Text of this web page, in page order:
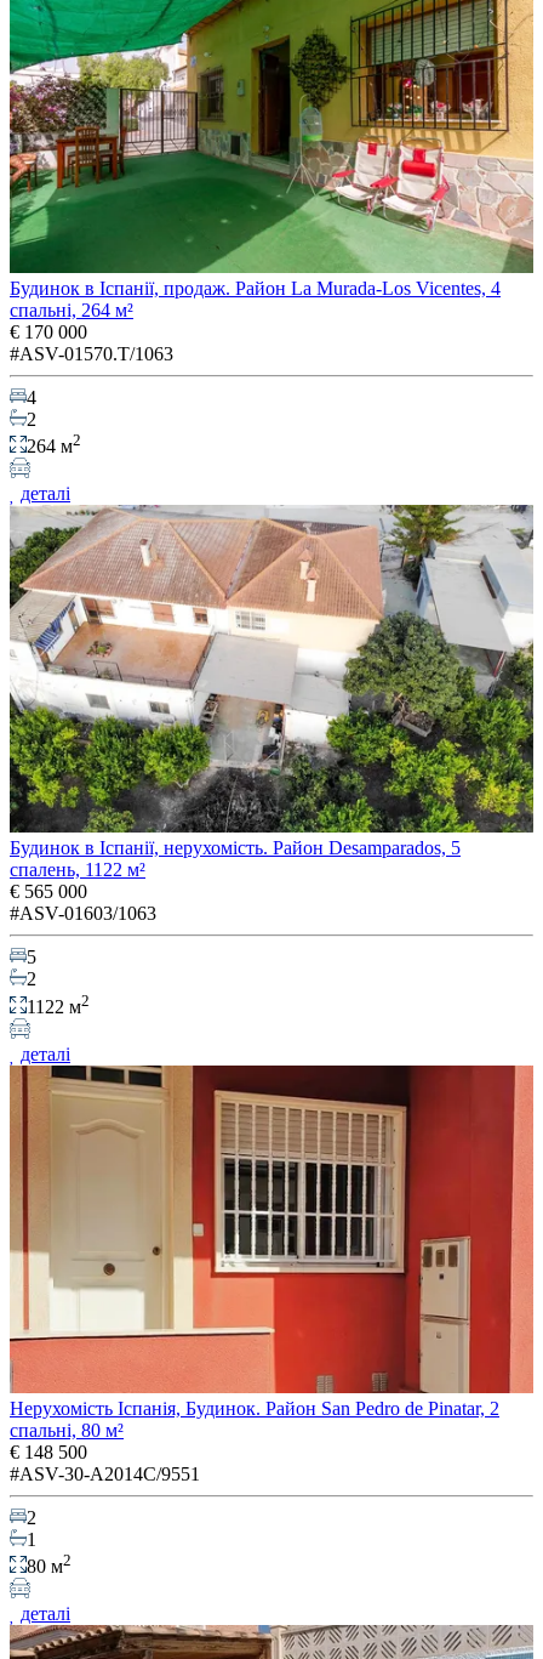
Будинок в Іспанії, продаж. Район La Murada-Los Vicentes, 4
спальні, 264 м²
€ 170 000
#ASV-01570.T/1063
4
2
264 м2
деталі
Будинок в Іспанії, нерухомість. Район Desamparados, 5
спалень, 1122 м²
€ 565 000
#ASV-01603/1063
5
2
1122 м2
деталі
Нерухомість Іспанія, Будинок. Район San Pedro de Pinatar, 2
спальні, 80 м²
€ 148 500
#ASV-30-A2014C/9551
2
1
80 м2
деталі